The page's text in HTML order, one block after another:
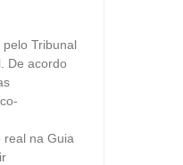
Tribunal
De acordo
real na Guia